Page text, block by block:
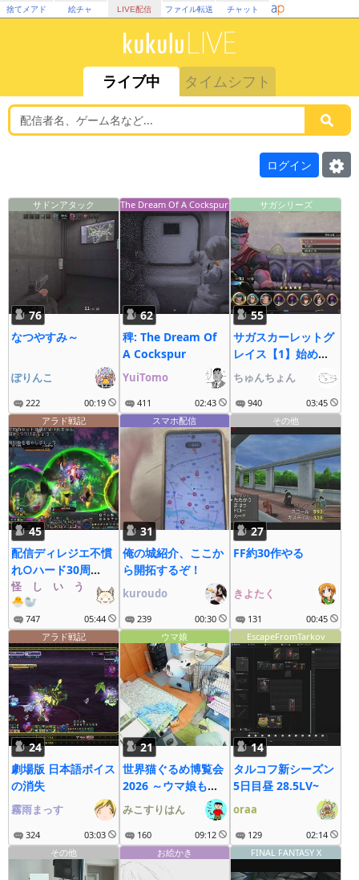
捨てメアド 絵チャ LIVE配信 ファイル転送 チャット
ライブ中 タイムシフト
ログイン
サドンアタック
76
なつやすみ～
ぽりんこ
222 00:19
The Dream Of A Cockspur
62
稗: The Dream Of
A Cockspur
YuiTomo
411 02:43
サガシリーズ
55
サガスカーレットグ
レイス【1】始め
る！
ちゅんちょん
940
03:45
アラド戦記
45
配信ディレジエ不慣
れ○ハード30周
12：30～
怪゚し゚い゚う゚な゚ぎ゚
🐣🦭
747 05:44
スマホ配信
31
俺の城紹介、ここか
ら開拓するぞ！
kuroudo
239 00:30
その他
27
FF約30作やる
きよたく
131
00:45
アラド戦記
24
劇場版 日本語ボイス
の消失
霧雨まっす
324 03:03
ウマ娘
21
世界猫ぐるめ博覧会
2026 ～ウマ娘も大
疾走にゃ～
みこすりはん
160 09:12
EscapeFromTarkov
14
タルコフ新シーズン
5日目昼 28.5LV~
oraa
129
02:14
その他
お絵かき FINAL FANTASY X